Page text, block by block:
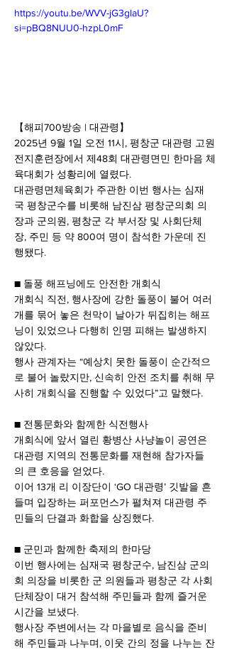
https://youtu.be/WVV-jG3glaU?
si=pBQ8NUU0-hzpL0mF
【해피700방송 | 대관령】
2025년 9월 1일 오전 11시, 평창군 대관령 고원
전지훈련장에서 제48회 대관령면민 한마음 체
육대회가 성황리에 열렸다.
대관령면체육회가 주관한 이번 행사는 심재
국 평창군수를 비롯해 남진삼 평창군의회 의
장과 군의원, 평창군 각 부서장 및 사회단체
장, 주민 등 약 800여 명이 참석한 가운데 진
행됐다.
■ 돌풍 해프닝에도 안전한 개회식
개회식 직전, 행사장에 강한 돌풍이 불어 여러
개를 묶어 놓은 천막이 날아가 뒤집히는 해프
닝이 있었으나 다행히 인명 피해는 발생하지
않았다.
행사 관계자는 “예상치 못한 돌풍이 순간적으
로 불어 놀랐지만, 신속히 안전 조치를 취해 무
사히 개회식을 진행할 수 있었다”고 말했다.
■ 전통문화와 함께한 식전행사
개회식에 앞서 열린 황병산 사냥놀이 공연은
대관령 지역의 전통문화를 재현해 참가자들
의 큰 호응을 얻었다.
이어 13개 리 이장단이 ‘GO 대관령’ 깃발을 흔
들며 입장하는 퍼포먼스가 펼쳐져 대관령 주
민들의 단결과 화합을 상징했다.
■ 군민과 함께한 축제의 한마당
이번 행사에는 심재국 평창군수, 남진삼 군의
회 의장을 비롯한 군 의원들과 평창군 각 사회
단체장이 대거 참석해 주민들과 함께 즐거운
시간을 보냈다.
행사장 주변에서는 각 마을별로 음식을 준비
해 주민들과 나누며, 이웃 간의 정을 나누는 잔